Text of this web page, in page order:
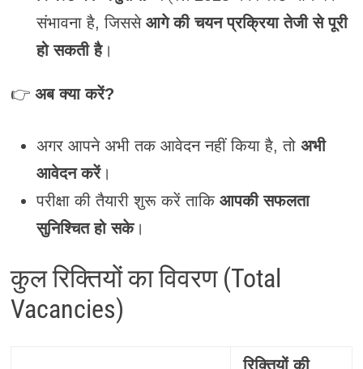
संभावना है, जिससे आगे की चयन प्रक्रिया तेजी से पूरी
हो सकती है।
👉 अब क्या करें?
अगर आपने अभी तक आवेदन नहीं किया है, तो अभी
आवेदन करें।
परीक्षा की तैयारी शुरू करें ताकि आपकी सफलता
सुनिश्चित हो सके।
कुल रिक्तियों का विवरण (Total
Vacancies)
रिक्तियों की